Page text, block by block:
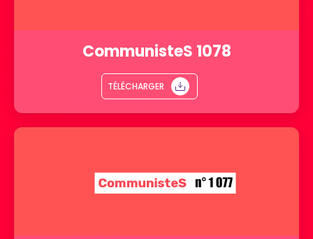
CommunisteS 1078
TÉLÉCHARGER